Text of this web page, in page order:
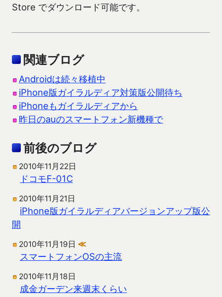
Store でダウンロード可能です。
関連ブログ
Androidは続々移植中
iPhone版ガイラルディア対策版公開待ち
iPhoneもガイラルディアから
昨日のauのスマートフォン新機種で
前後のブログ
2010年11月22日
ドコモF-01C
2010年11月21日
iPhone版ガイラルディアバージョンアップ版公
開
2010年11月19日 ≪
スマートフォンOSの主流
2010年11月18日
成金ガーデン来週末くらい